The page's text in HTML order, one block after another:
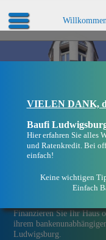
Finanzieren Sie Ihr Haus
ihrem
Ludwigsburg.
VIELEN DANK,
Baufi
Hier erfahren Sie alles
und Ratenkredit. Bei
einfach!
Keine wichtigen
Einfach